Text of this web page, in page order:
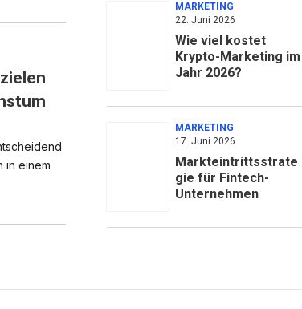
in einem
MARKETING
22. Juni 2026
Wie viel kostet
Krypto-Marketing im
Jahr 2026?
MARKETING
17. Juni 2026
Markteintrittsstrate
gie für Fintech-
Unternehmen